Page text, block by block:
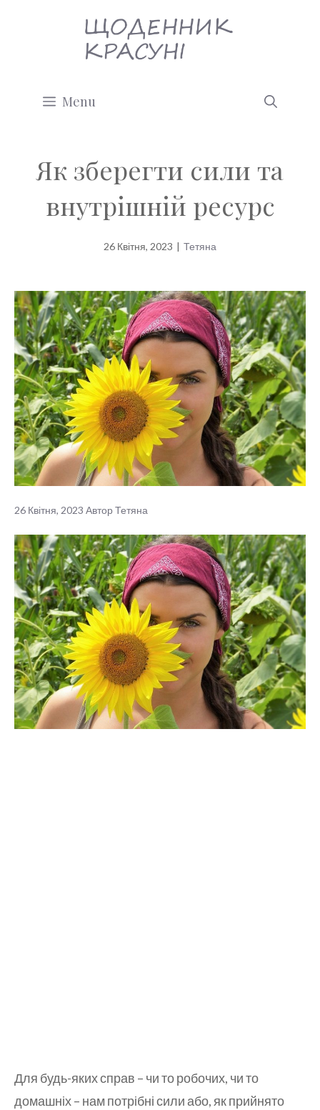
Menu
Як зберегти сили та
внутрішній ресурс
26 Квітня, 2023 | Тетяна
26 Квітня, 2023 АвторТетяна
Для будь-яких справ – чи то робочих, чи то
домашніх – нам потрібні сили або, як прийнято